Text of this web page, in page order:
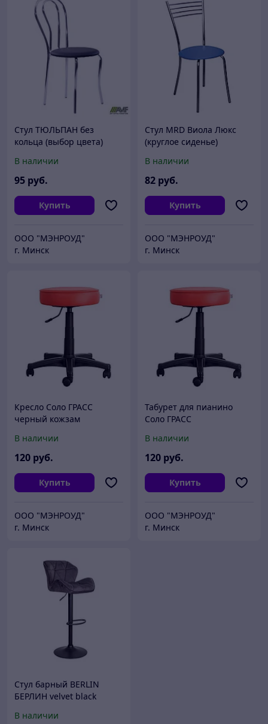
Стул ТЮЛЬПАН без
кольца (выбор цвета)
В наличии
95 руб.
Купить
ООО "МЭНРОУД"
г. Минск
Стул MRD Виола Люкс
(круглое сиденье)
В наличии
82 руб.
Купить
ООО "МЭНРОУД"
г. Минск
Кресло Соло ГРАСС
черный кожзам
В наличии
120 руб.
Купить
ООО "МЭНРОУД"
г. Минск
Табурет для пианино
Соло ГРАСС
В наличии
120 руб.
Купить
ООО "МЭНРОУД"
г. Минск
Стул барный BERLIN
БЕРЛИН velvet black
черный)
В наличии